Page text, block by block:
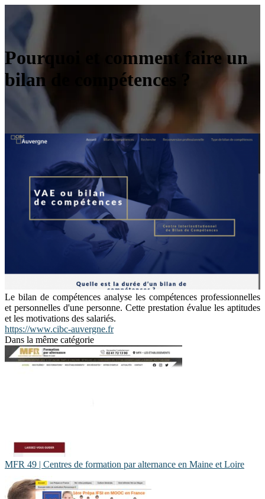
Pourquoi et comment faire un
bilan de compétences ?
Le bilan de compétences analyse les compétences professionnelles
et personnelles d'une personne. Cette prestation évalue les aptitudes
et les motivations des salariés.
https://www.cibc-auvergne.fr
Dans la même catégorie
MFR 49 | Centres de formation par alternance en Maine et Loire